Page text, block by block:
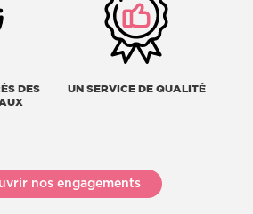
DES
UN SERVICE DE QUALITÉ
nos engagements